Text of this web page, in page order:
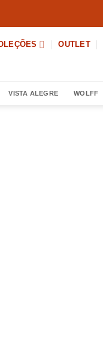
OUTLET
VISTA ALEGRE WOLFF